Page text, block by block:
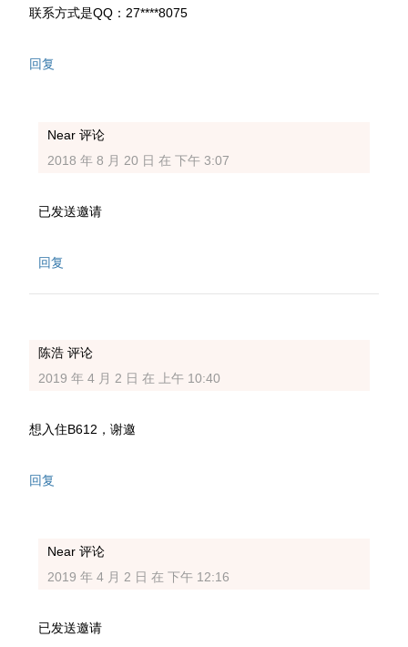
联系方式是QQ：27****8075
回复
Near 评论
2018 年 8 月 20 日 在 下午 3:07
已发送邀请
回复
陈浩 评论
2019 年 4 月 2 日 在 上午 10:40
想入住B612，谢邀
回复
Near 评论
2019 年 4 月 2 日 在 下午 12:16
已发送邀请